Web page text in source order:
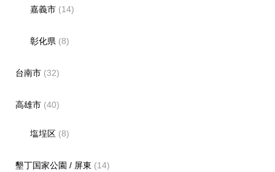
嘉義市 (14)
彰化県 (8)
台南市(32)
高雄市(40)
塩埕区 (8)
墾丁国家公園 / 屏東 (14)